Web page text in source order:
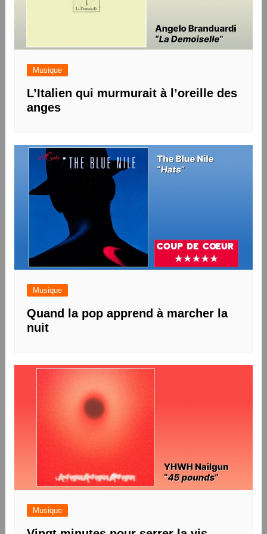
Musique
L’Italien qui murmurait à l’oreille des
anges
Musique
Quand la pop apprend à marcher la
nuit
Musique